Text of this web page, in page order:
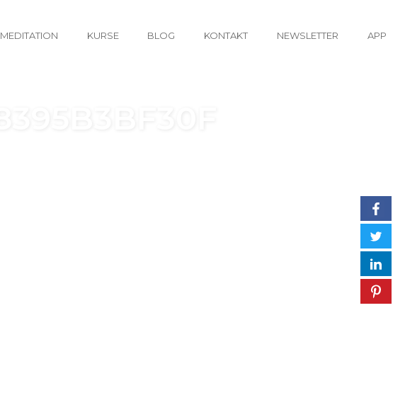
MEDITATION KURSE BLOG KONTAKT NEWSLETTER APP